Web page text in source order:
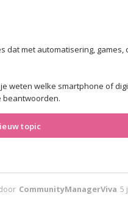
met automatisering,
weten welke smartphone of
beantwoorden.
topic
CommunityManagerViva 5